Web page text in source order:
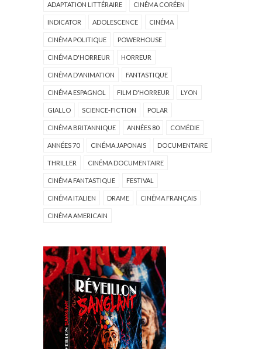
ADAPTATION LITTÉRAIRE CINÉMA CORÉEN
INDICATOR ADOLESCENCE CINÉMA
CINÉMA POLITIQUE POWERHOUSE
CINÉMA D'HORREUR HORREUR
CINÉMA D'ANIMATION FANTASTIQUE
CINÉMA ESPAGNOL FILM D'HORREUR LYON
GIALLO SCIENCE-FICTION POLAR
CINÉMA BRITANNIQUE ANNÉES 80 COMÉDIE
ANNÉES 70 CINÉMA JAPONAIS DOCUMENTAIRE
THRILLER CINÉMA DOCUMENTAIRE
CINÉMA FANTASTIQUE FESTIVAL
CINÉMA ITALIEN DRAME CINÉMA FRANÇAIS
CINÉMA AMERICAIN